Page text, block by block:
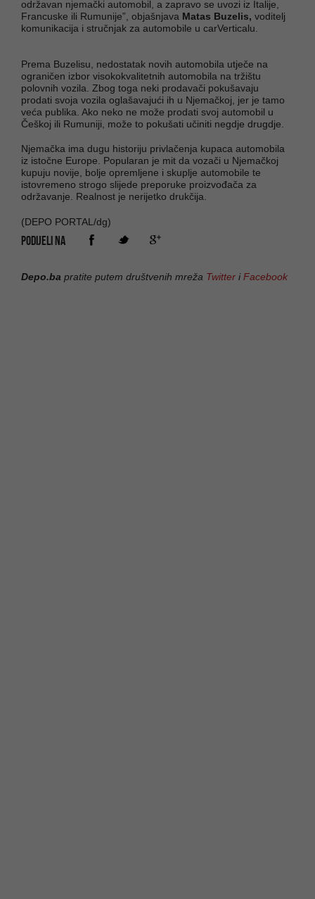
održavan njemački automobil, a zapravo se uvozi iz Italije,
Francuske ili Rumunije”, objašnjava Matas Buzelis, voditelj
komunikacija i stručnjak za automobile u carVerticalu.
Prema Buzelisu, nedostatak novih automobila utječe na
ograničen izbor visokokvalitetnih automobila na tržištu
polovnih vozila. Zbog toga neki prodavači pokušavaju
prodati svoja vozila oglašavajući ih u Njemačkoj, jer je tamo
veća publika. Ako neko ne može prodati svoj automobil u
Češkoj ili Rumuniji, može to pokušati učiniti negdje drugdje.
Njemačka ima dugu historiju privlačenja kupaca automobila
iz istočne Europe. Popularan je mit da vozači u Njemačkoj
kupuju novije, bolje opremljene i skuplje automobile te
istovremeno strogo slijede preporuke proizvođača za
održavanje. Realnost je nerijetko drukčija.
(DEPO PORTAL/dg)
PODIJELI NA
Depo.ba pratite putem društvenih mreža Twitter iFacebook